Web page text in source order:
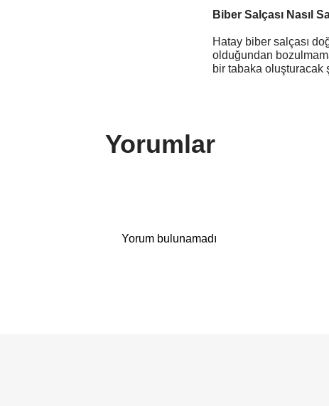
Biber Salçası Nasıl
Hatay biber salçası
olduğundan
bir tabaka oluşturacak
Yorumlar
Yorum bulunamadı